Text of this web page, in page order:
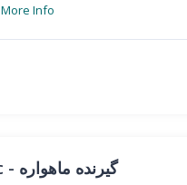
More Info
Atlas Electronic - گیرنده ماهواره